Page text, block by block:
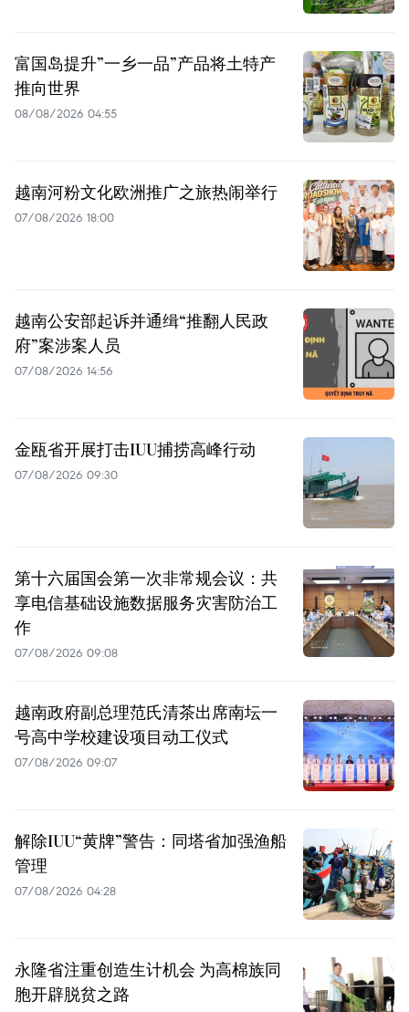
富国岛提升”一乡一品”产品将土特产
推向世界
08/08/2026 04:55
越南河粉文化欧洲推广之旅热闹举行
07/08/2026 18:00
越南公安部起诉并通缉“推翻人民政
府”案涉案人员
07/08/2026 14:56
金瓯省开展打击IUU捕捞高峰行动
07/08/2026 09:30
第十六届国会第一次非常规会议：共
享电信基础设施数据服务灾害防治工
作
07/08/2026 09:08
越南政府副总理范氏清茶出席南坛一
号高中学校建设项目动工仪式
07/08/2026 09:07
解除IUU“黄牌”警告：同塔省加强渔船
管理
07/08/2026 04:28
永隆省注重创造生计机会 为高棉族同
胞开辟脱贫之路